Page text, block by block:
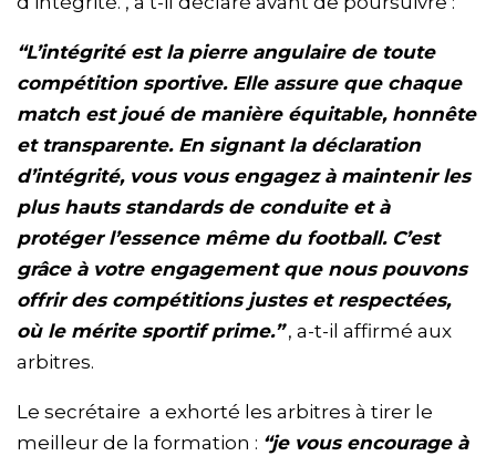
“L’intégrité est la pierre angulaire de toute
compétition sportive. Elle assure que chaque
match est joué de manière équitable, honnête
et transparente. En signant la déclaration
d’intégrité, vous vous engagez à maintenir les
plus hauts standards de conduite et à
protéger l’essence même du football. C’est
grâce à votre engagement que nous pouvons
offrir des compétitions justes et respectées,
où le mérite sportif prime.”, a-t-il affirmé aux
arbitres.
Le secrétaire a exhorté les arbitres à tirer le
meilleur de la formation : “je vous encourage à